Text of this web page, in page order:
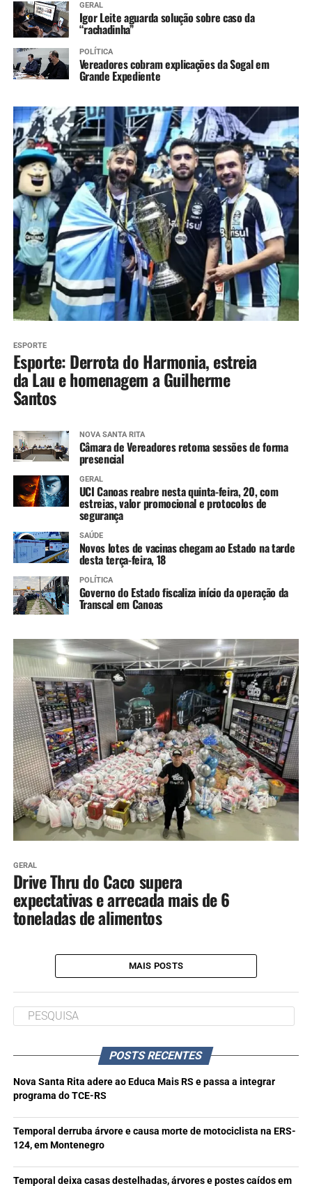
GERAL
Igor Leite aguarda solução sobre caso da
“rachadinha”
POLÍTICA
Vereadores cobram explicações da Sogal em
Grande Expediente
ESPORTE
Esporte: Derrota do Harmonia, estreia
da Lau e homenagem a Guilherme
Santos
NOVA SANTA RITA
Câmara de Vereadores retoma sessões de forma
presencial
GERAL
UCI Canoas reabre nesta quinta-feira, 20, com
estreias, valor promocional e protocolos de
segurança
SAÚDE
Novos lotes de vacinas chegam ao Estado na tarde
desta terça-feira, 18
POLÍTICA
Governo do Estado fiscaliza início da operação da
Transcal em Canoas
GERAL
Drive Thru do Caco supera
expectativas e arrecada mais de 6
toneladas de alimentos
MAIS POSTS
POSTS RECENTES
Nova Santa Rita adere ao Educa Mais RS e passa a integrar
programa do TCE-RS
Temporal derruba árvore e causa morte de motociclista na ERS-
124, em Montenegro
Temporal deixa casas destelhadas, árvores e postes caídos em